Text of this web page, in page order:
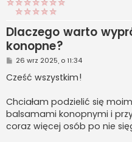
Dlaczego warto
konopne?
P
s
t
26 wrz 2025, o 11:34
Cześć wszystkim!
Chciałam podzielić się
balsamami konopnymi i
coraz więcej osób po nie